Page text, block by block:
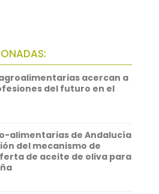
acercan a
del futuro en el
alimentarias de Andalucía
del mecanismo de
de aceite de oliva para